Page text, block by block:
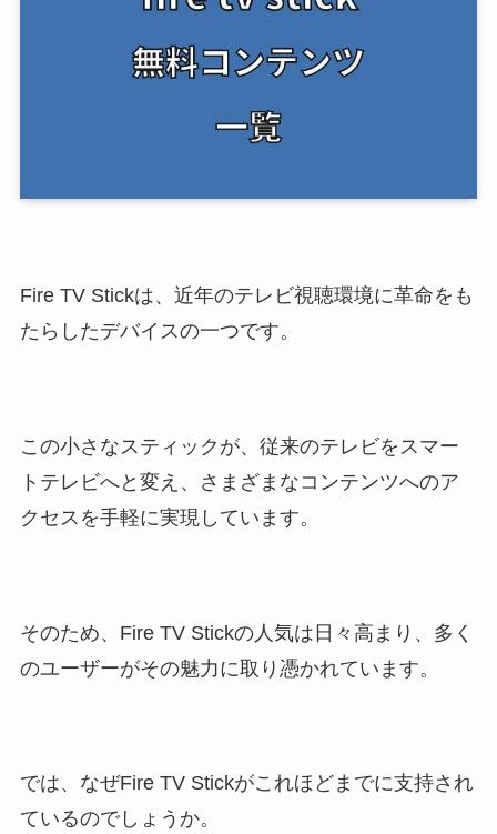
Fire TV Stickは、近年のテレビ視聴環境に革命をも
たらしたデバイスの一つです。
この小さなスティックが、従来のテレビをスマー
トテレビへと変え、さまざまなコンテンツへのア
クセスを手軽に実現しています。
そのため、Fire TV Stickの人気は日々高まり、多く
のユーザーがその魅力に取り憑かれています。
では、なぜFire TV Stickがこれほどまでに支持され
ているのでしょうか。